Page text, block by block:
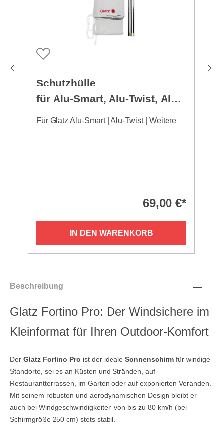
Schutzhülle
für Alu-Smart, Alu-Twist, Alu-
Push
Für Glatz Alu-Smart | Alu-Twist | Weitere
69,00 €*
IN DEN WARENKORB
Beschreibung
Glatz Fortino Pro: Der Windsichere im
Kleinformat für Ihren Outdoor-Komfort
Der Glatz Fortino Pro ist der ideale Sonnenschirm für windige
Standorte, sei es an Küsten und Stränden, auf
Restaurantterrassen, im Garten oder auf exponierten Veranden.
Mit seinem robusten und aerodynamischen Design bleibt er
auch bei Windgeschwindigkeiten von bis zu 80 km/h (bei
Schirmgröße 250 cm) stets stabil.